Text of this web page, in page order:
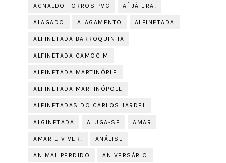
AGNALDO FORROS PVC AÍ JÁ ERA!
ALAGADO ALAGAMENTO ALFINETADA
ALFINETADA BARROQUINHA
ALFINETADA CAMOCIM
ALFINETADA MARTINÓPLE
ALFINETADA MARTINÓPOLE
ALFINETADAS DO CARLOS JARDEL
ALGINETADA ALUGA-SE AMAR
AMAR E VIVER! ANÁLISE
ANIMAL PERDIDO ANIVERSÁRIO